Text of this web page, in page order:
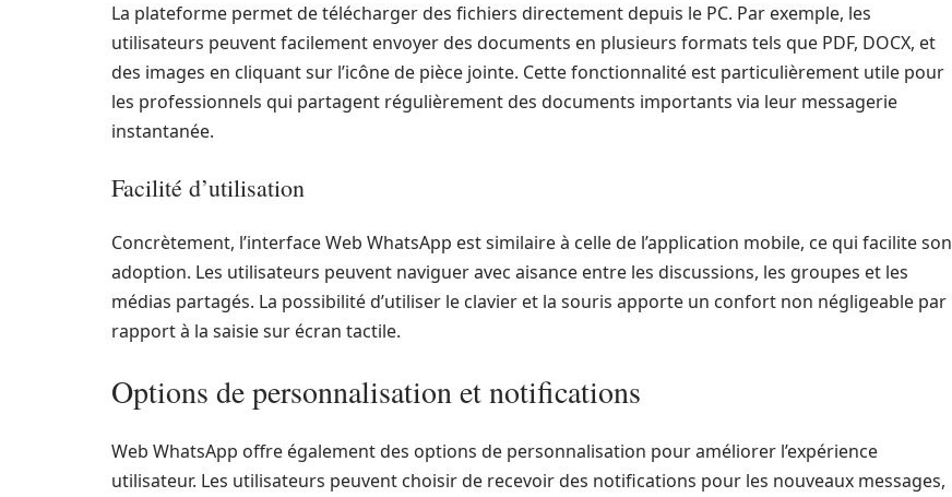
La plateforme permet de télécharger des fichiers directement depuis le PC. Par exemple, les
utilisateurs peuvent facilement envoyer des documents en plusieurs formats tels que PDF, DOCX, et
des images en cliquant sur l’icône de pièce jointe. Cette fonctionnalité est particulièrement utile pour
les professionnels qui partagent régulièrement des documents importants via leur messagerie
instantanée.
Facilité d’utilisation
Concrètement, l’interface Web WhatsApp est similaire à celle de l’application mobile, ce qui facilite son
adoption. Les utilisateurs peuvent naviguer avec aisance entre les discussions, les groupes et les
médias partagés. La possibilité d’utiliser le clavier et la souris apporte un confort non négligeable par
rapport à la saisie sur écran tactile.
Options de personnalisation et notifications
Web WhatsApp offre également des options de personnalisation pour améliorer l’expérience
utilisateur. Les utilisateurs peuvent choisir de recevoir des notifications pour les nouveaux messages,